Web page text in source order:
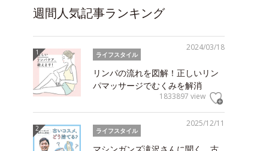
週間人気記事ランキング
2024/03/18
ライフスタイル
リンパの流れを図解！正しいリン
パマッサージでむくみを解消
1833897 view
2025/12/11
ライフスタイル